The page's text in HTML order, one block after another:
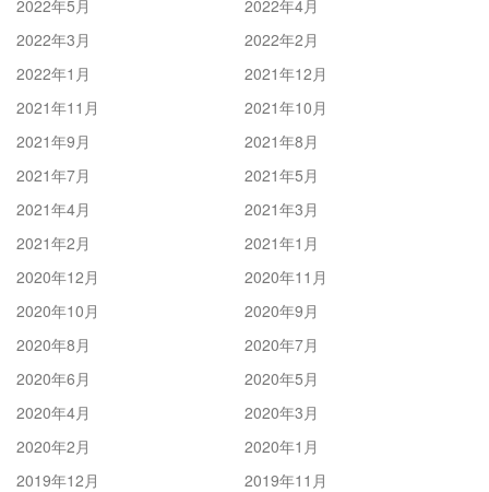
2022年5月
2022年4月
2022年3月
2022年2月
2022年1月
2021年12月
2021年11月
2021年10月
2021年9月
2021年8月
2021年7月
2021年5月
2021年4月
2021年3月
2021年2月
2021年1月
2020年12月
2020年11月
2020年10月
2020年9月
2020年8月
2020年7月
2020年6月
2020年5月
2020年4月
2020年3月
2020年2月
2020年1月
2019年12月
2019年11月